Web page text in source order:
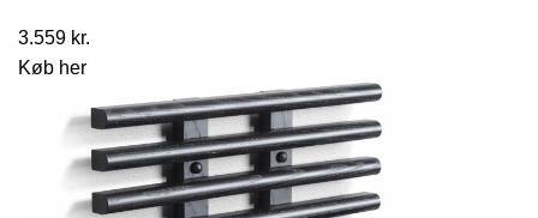
3.559 kr.
Køb her